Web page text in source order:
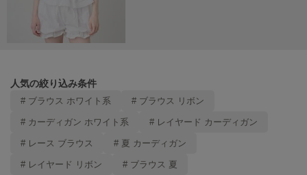
NEW Balance
ニューバランス
NIKE
NOWNS
人気の絞り込み条件
# ブラウス ホワイト系 # ブラウス リボン
# カーディガン ホワイト系 # レイヤード カーディガン
# レース ブラウス # 夏 カーディガン
# レイヤード リボン # ブラウス 夏